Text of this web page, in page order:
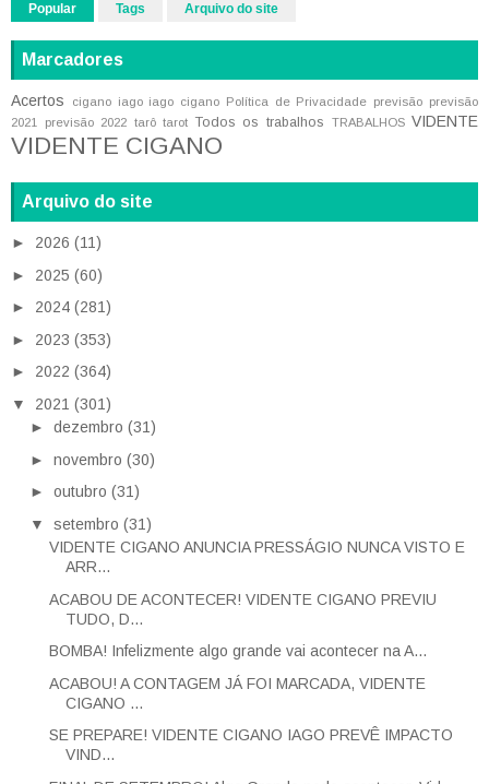
Popular Tags Arquivo do site
Marcadores
Acertos cigano iago iago cigano Política de Privacidade previsão previsão
2021
previsão 2022 tarô tarot Todos os trabalhos TRABALHOS VIDENTE
VIDENTE CIGANO
Arquivo do site
► 2026 (11)
► 2025 (60)
► 2024 (281)
► 2023 (353)
► 2022 (364)
▼ 2021 (301)
► dezembro (31)
► novembro (30)
► outubro (31)
▼ setembro (31)
VIDENTE CIGANO ANUNCIA PRESSÁGIO NUNCA VISTO E
ARR...
ACABOU DE ACONTECER! VIDENTE CIGANO PREVIU
TUDO, D...
BOMBA! Infelizmente algo grande vai acontecer na A...
ACABOU! A CONTAGEM JÁ FOI MARCADA, VIDENTE
CIGANO ...
SE PREPARE! VIDENTE CIGANO IAGO PREVÊ IMPACTO
VIND...